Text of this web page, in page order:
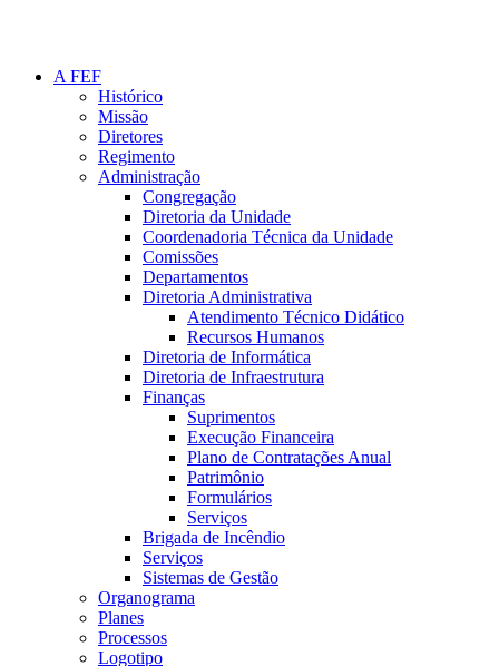
A FEF
Histórico
Missão
Diretores
Regimento
Administração
Congregação
Diretoria da Unidade
Coordenadoria Técnica da Unidade
Comissões
Departamentos
Diretoria Administrativa
Atendimento Técnico Didático
Recursos Humanos
Diretoria de Informática
Diretoria de Infraestrutura
Finanças
Suprimentos
Execução Financeira
Plano de Contratações Anual
Patrimônio
Formulários
Serviços
Brigada de Incêndio
Serviços
Sistemas de Gestão
Organograma
Planes
Processos
Logotipo